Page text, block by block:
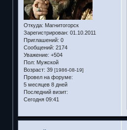
Откуда: Магнитогорск
Зарегистрирован: 01.10.2011
Приглашений: 0
Сообщений: 2174
Уважение: +504
Пол: Мужской
Возраст: 39 [1986-08-19]
Провел на форуме:
5 месяцев 8 дней
Последний визит:
Сегодня 09:41